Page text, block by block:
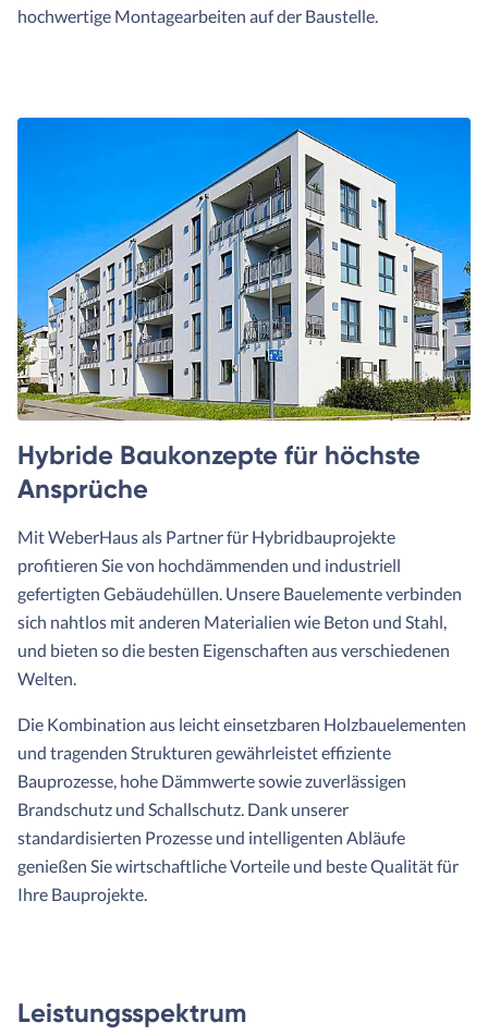
hochwertige Montagearbeiten auf der Baustelle.
Hybride Baukonzepte für höchste
Ansprüche
Mit WeberHaus als Partner für Hybridbauprojekte
profitieren Sie von hochdämmenden und industriell
gefertigten Gebäudehüllen. Unsere Bauelemente verbinden
sich nahtlos mit anderen Materialien wie Beton und Stahl,
und bieten so die besten Eigenschaften aus verschiedenen
Welten.
Die Kombination aus leicht einsetzbaren Holzbauelementen
und tragenden Strukturen gewährleistet effiziente
Bauprozesse, hohe Dämmwerte sowie zuverlässigen
Brandschutz und Schallschutz. Dank unserer
standardisierten Prozesse und intelligenten Abläufe
genießen Sie wirtschaftliche Vorteile und beste Qualität für
Ihre Bauprojekte.
Leistungsspektrum